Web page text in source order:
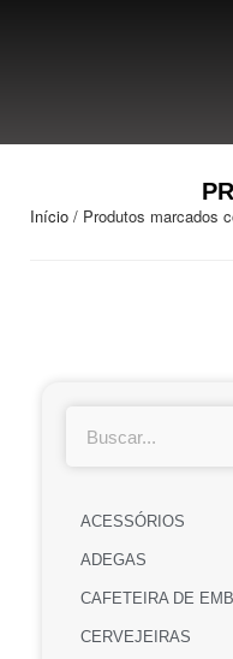
Início / Produtos marcados
ACESSÓRIOS
ADEGAS
CAFETEIRA DE
CERVEJEIRAS